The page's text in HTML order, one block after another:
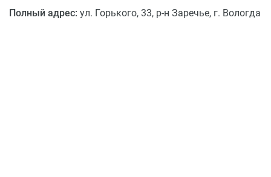
Полный адрес: ул. Горького, 33, р-н Заречье, г. Вологда